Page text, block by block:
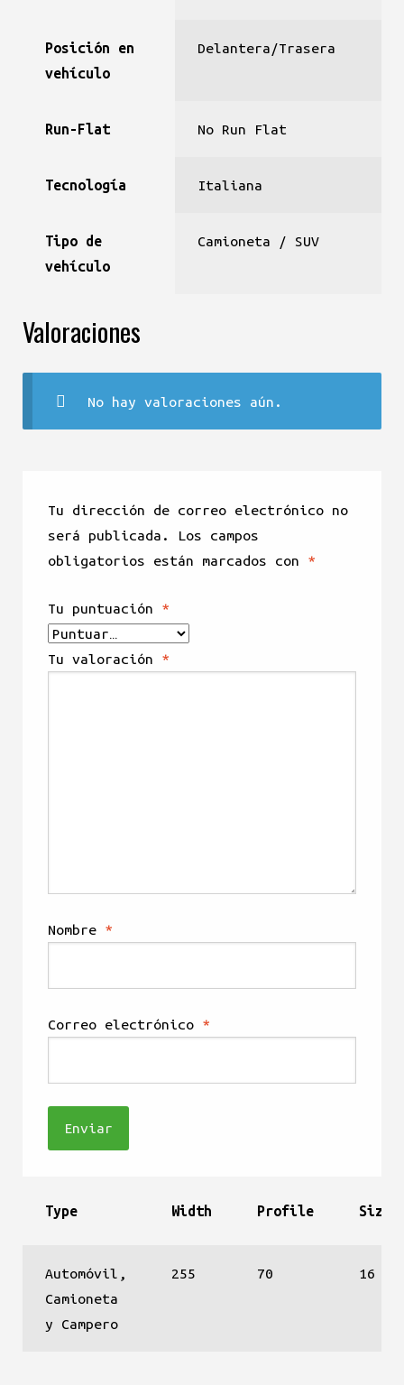
Posición en
vehículo
Delantera/Trasera
Run-Flat No Run Flat
Tecnología Italiana
Tipo de
vehículo
Camioneta / SUV
Valoraciones
No hay valoraciones aún.
Tu dirección de correo electrónico no
será publicada.
Los campos
obligatorios están marcados con *
Tu puntuación *
Tu valoración *
Nombre *
Correo electrónico *
Type Width Profile Size
Automóvil,
Camioneta
y Campero
255 70 16